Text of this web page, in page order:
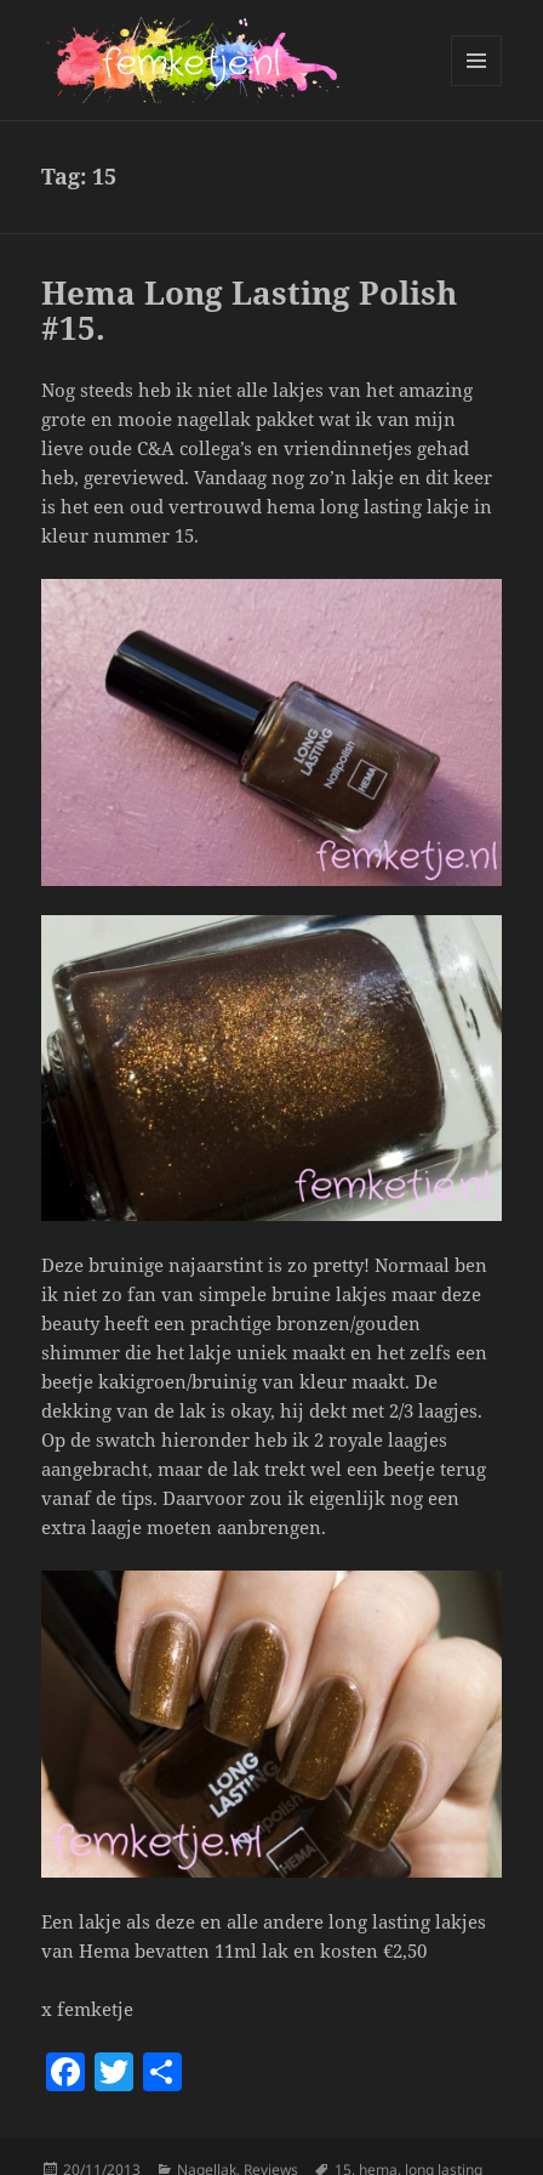
Tag: 15
Hema Long Lasting Polish
#15.
Nog steeds heb ik niet alle lakjes van het amazing
grote en mooie nagellak pakket wat ik van mijn
lieve oude C&A collega’s en vriendinnetjes gehad
heb, gereviewed. Vandaag nog zo’n lakje en dit keer
is het een oud vertrouwd hema long lasting lakje in
kleur nummer 15.
Deze bruinige najaarstint is zo pretty! Normaal ben
ik niet zo fan van simpele bruine lakjes maar deze
beauty heeft een prachtige bronzen/gouden
shimmer die het lakje uniek maakt en het zelfs een
beetje kakigroen/bruinig van kleur maakt. De
dekking van de lak is okay, hij dekt met 2/3 laagjes.
Op de swatch hieronder heb ik 2 royale laagjes
aangebracht, maar de lak trekt wel een beetje terug
vanaf de tips. Daarvoor zou ik eigenlijk nog een
extra laagje moeten aanbrengen.
Een lakje als deze en alle andere long lasting lakjes
van Hema bevatten 11ml lak en kosten €2,50
x femketje
F T
Posted
20/11/2013 Categories
Nagellak, Reviews Tags
15, hema, long lasting